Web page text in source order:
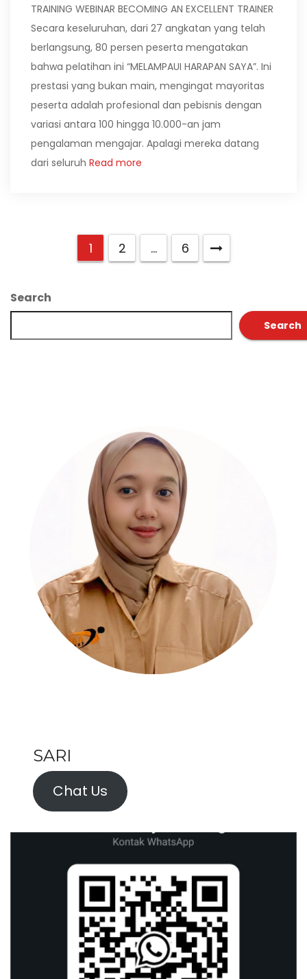
TRAINING WEBINAR BECOMING AN EXCELLENT TRAINER
Secara keseluruhan, dari 27 angkatan yang telah
berlangsung, 80 persen peserta mengatakan
bahwa pelatihan ini “MELAMPAUI HARAPAN SAYA”. Ini
prestasi yang bukan main, mengingat mayoritas
peserta adalah profesional dan pebisnis dengan
variasi antara 100 hingga 10.000-an jam
pengalaman mengajar. Apalagi mereka datang
dari seluruh Read more
1 2 … 6
Search
Search
SARI
Chat Us